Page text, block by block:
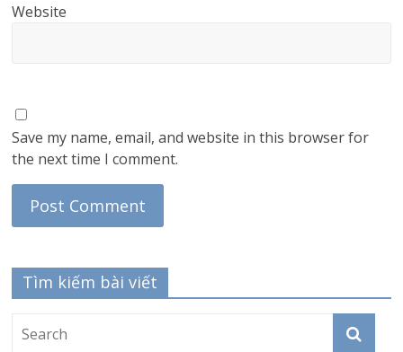
Website
Save my name, email, and website in this browser for
the next time I comment.
Tìm kiếm bài viết